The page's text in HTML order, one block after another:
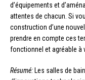
d’équipements et
attentes de chacun. Si
construction d’une
prendre en compte ces
fonctionnel et agréable à
Résumé: Les salles de